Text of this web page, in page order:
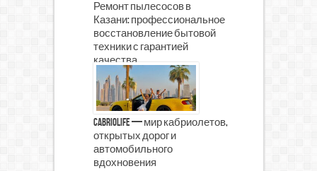
Ремонт пылесосов в
Казани: профессиональное
восстановление бытовой
техники с гарантией
качества
CabrioLife — мир кабриолетов,
открытых дорог и
автомобильного
вдохновения